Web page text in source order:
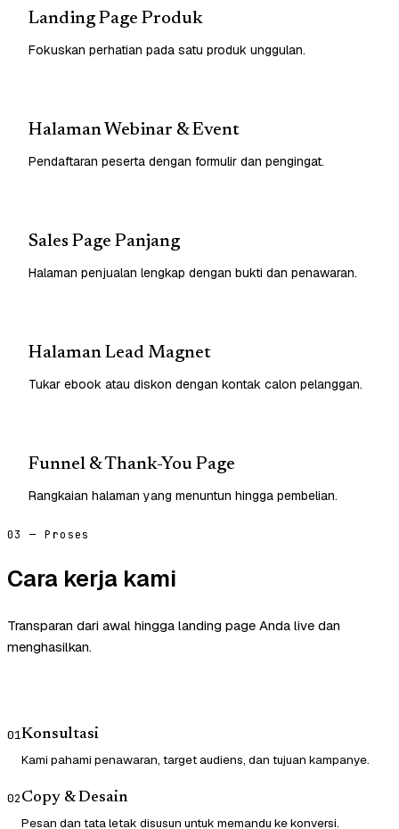
Landing Page Produk
Fokuskan perhatian pada satu produk unggulan.
Halaman Webinar & Event
Pendaftaran peserta dengan formulir dan pengingat.
Sales Page Panjang
Halaman penjualan lengkap dengan bukti dan penawaran.
Halaman Lead Magnet
Tukar ebook atau diskon dengan kontak calon pelanggan.
Funnel & Thank-You Page
Rangkaian halaman yang menuntun hingga pembelian.
03 — Proses
Cara kerja kami
Transparan dari awal hingga landing page Anda live dan
menghasilkan.
01Konsultasi
Kami pahami penawaran, target audiens, dan tujuan kampanye.
02Copy & Desain
Pesan dan tata letak disusun untuk memandu ke konversi.